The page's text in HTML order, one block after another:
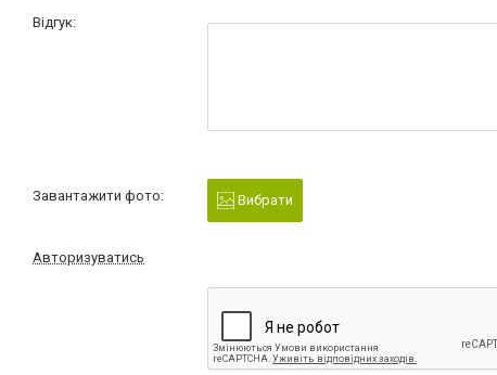
Відгук:
Завантажити фото: Вибрати
Авторизуватись